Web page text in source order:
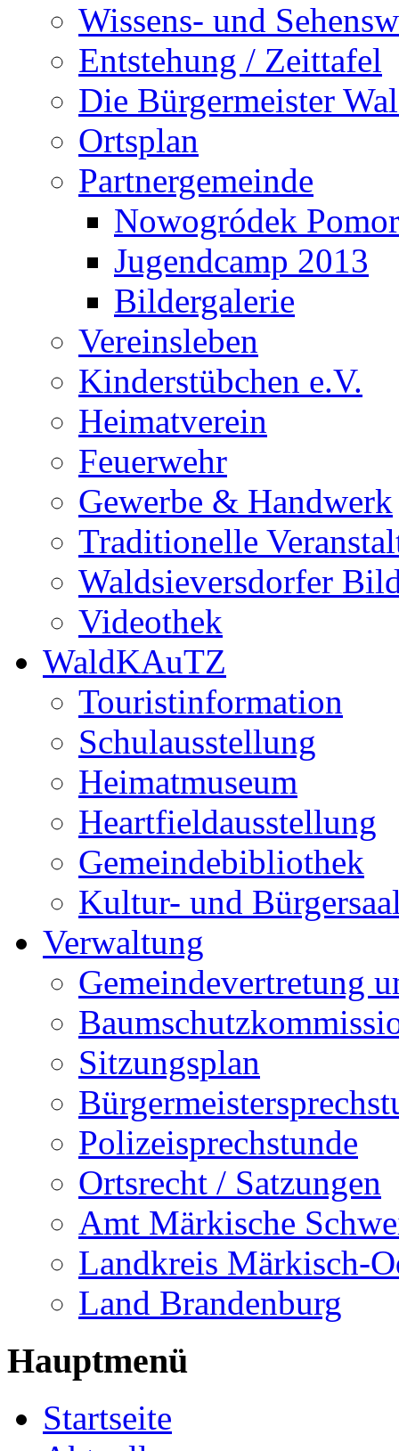
Wissens- und
Entstehung / Zeittafel
Die Bürgermeister
Ortsplan
Partnergemeinde
Nowogródek
Jugendcamp 2013
Bildergalerie
Vereinsleben
Kinderstübchen e.V.
Heimatverein
Feuerwehr
Gewerbe & Handwerk
Traditionelle
Waldsieversdorfer
Videothek
WaldKAuTZ
Touristinformation
Schulausstellung
Heimatmuseum
Heartfieldausstellung
Gemeindebibliothek
Kultur- und
Verwaltung
Gemeindevertretung
Sitzungsplan
Polizeisprechstunde
Ortsrecht / Satzungen
Amt Märkische
Landkreis Märkisch-
Land Brandenburg
Hauptmenü
Startseite